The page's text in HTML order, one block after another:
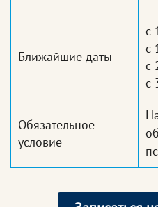
Ближайшие даты
с
с
с
с
Обязательное
условие